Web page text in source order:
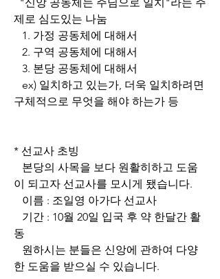
제로 심도있는 나눔
1. 가정 공동체에 대해서
2. 구역 공동체에 대해서
3. 본당 공동체에 대해서
ex) 일치하고 있는가, 더욱 일치하려면
구체적으로 무엇을 해야 하는가 등
* 선교사 초빙
본당의 사목을 보다 원활히하고 도움
이 되고자 선교사를 모시게 됐습니다.
이름 : 조일영 아가다 선교사
기간 : 10월 20일 입국 후 약 한달간 활
동
원하시는 분들은 신앙에 관하여 다양
한 도움을 받으실 수 있습니다.